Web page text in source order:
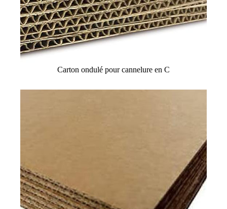
Carton ondulé pour cannelure en C